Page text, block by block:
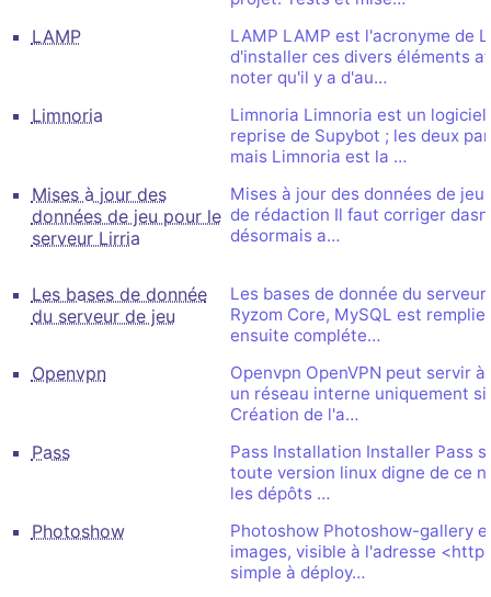
LAMP
LAMP LAMP est l'acronyme de
d'installer ces divers éléments
noter qu'il y a d'au…
Limnoria
Limnoria Limnoria est un
reprise de Supybot ; les deux
mais Limnoria est la …
Mises à jour des
données de jeu pour le
serveur Lirria
Mises à jour des données de
de rédaction Il faut corriger
désormais a…
Les bases de donnée
du serveur de jeu
Les bases de donnée du
Ryzom Core, MySQL est
ensuite compléte…
Openvpn
Openvpn OpenVPN peut servir
un réseau interne uniquement
Création de l'a…
Pass
Pass Installation Installer Pass
toute version linux digne de ce
les dépôts …
Photoshow
Photoshow Photoshow-gallery
images, visible à l'adresse
simple à déploy…